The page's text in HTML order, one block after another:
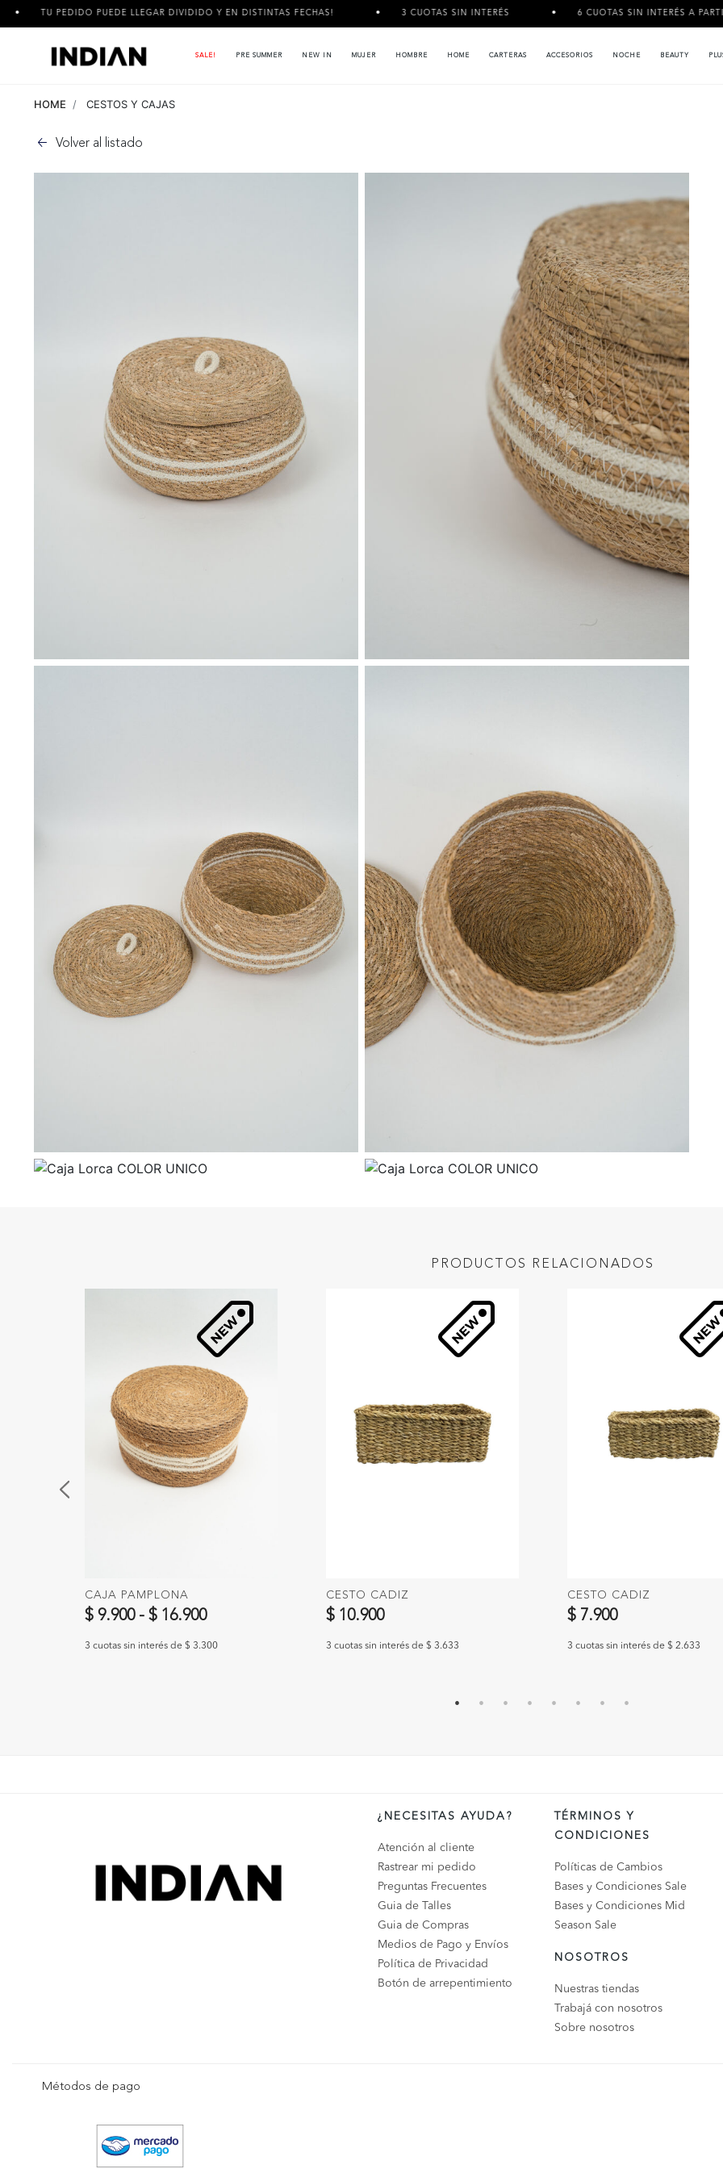
PUEDE LLEGAR DIVIDIDO Y EN DISTINTAS FECHAS! 3 CUOTAS SIN INTERÉS 6 CUOTAS SIN INTERÉS A PARTIR DE
SALE! PRE SUMMER NEW IN MUJER HOMBRE HOME CARTERAS ACCESORIOS NOCHE BEAUTY
HOME CESTOS Y CAJAS
Volver al listado
PRODUCTOS RELACIONADOS
CAJA PAMPLONA
$ 9.900 - $ 16.900
3 cuotas sin interés de $ 3.300
CESTO CADIZ
$ 10.900
3 cuotas sin interés de $ 3.633
CESTO CADIZ
$ 7.900
3 cuotas sin interés de $ 2.633
¿NECESITAS AYUDA?
Atención al cliente
Rastrear mi pedido
Preguntas Frecuentes
Guia de Talles
Guia de Compras
Medios de Pago y Envíos
Política de Privacidad
Botón de arrepentimiento
TÉRMINOS Y
CONDICIONES
Políticas de Cambios
Bases y Condiciones Sale
Bases y Condiciones Mid
Season Sale
NOSOTROS
Nuestras tiendas
Trabajá con nosotros
Sobre nosotros
Métodos de pago